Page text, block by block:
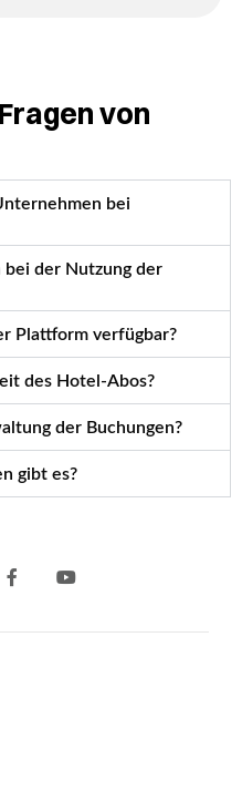
von
bei
der Nutzung der
Plattform verfügbar?
des Hotel-Abos?
der Buchungen?
gibt es?